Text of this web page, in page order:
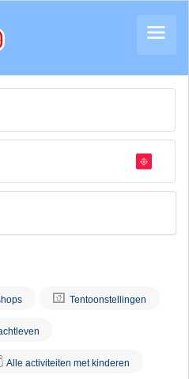
Tentoonstellingen
Alle activiteiten met kinderen